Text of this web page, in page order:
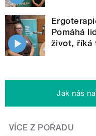
Pomáhá
život, říká
Jak nás
VÍCE Z POŘADU